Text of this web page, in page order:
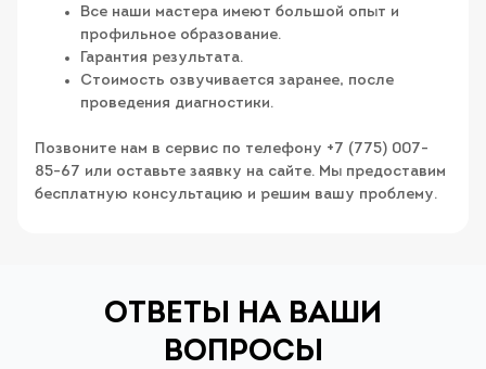
Все наши мастера имеют большой опыт и
профильное образование.
Гарантия результата.
Стоимость озвучивается заранее, после
проведения диагностики.
Позвоните нам в сервис по телефону +7 (775) 007-
85-67 или оставьте заявку на сайте. Мы предоставим
бесплатную консультацию и решим вашу проблему.
ОТВЕТЫ НА ВАШИ
ВОПРОСЫ